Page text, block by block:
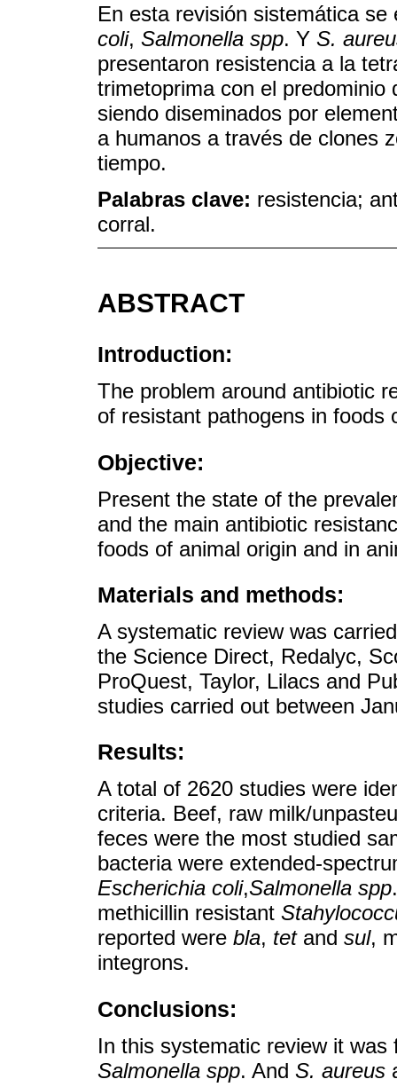
En esta revisión sistemática
coli, Salmonella spp. Y S.
presentaron resistencia a la
trimetoprima con el predominio
siendo diseminados por
a humanos a través de clones
tiempo.
Palabras clave: resistencia;
corral.
ABSTRACT
Introduction:
The problem around antibiotic
of resistant pathogens in foods
Objective:
Present the state of the
and the main antibiotic
foods of animal origin and in
Materials and methods:
A systematic review was
the Science Direct, Redalyc,
ProQuest, Taylor, Lilacs and
studies carried out between
Results:
A total of 2620 studies were
criteria. Beef, raw milk/
feces were the most studied
bacteria were extended-
Escherichia coli,Salmonella spp
methicillin resistant
reported were bla, tetand sul,
integrons.
Conclusions:
In this systematic review it
Salmonella spp. And S. aureus